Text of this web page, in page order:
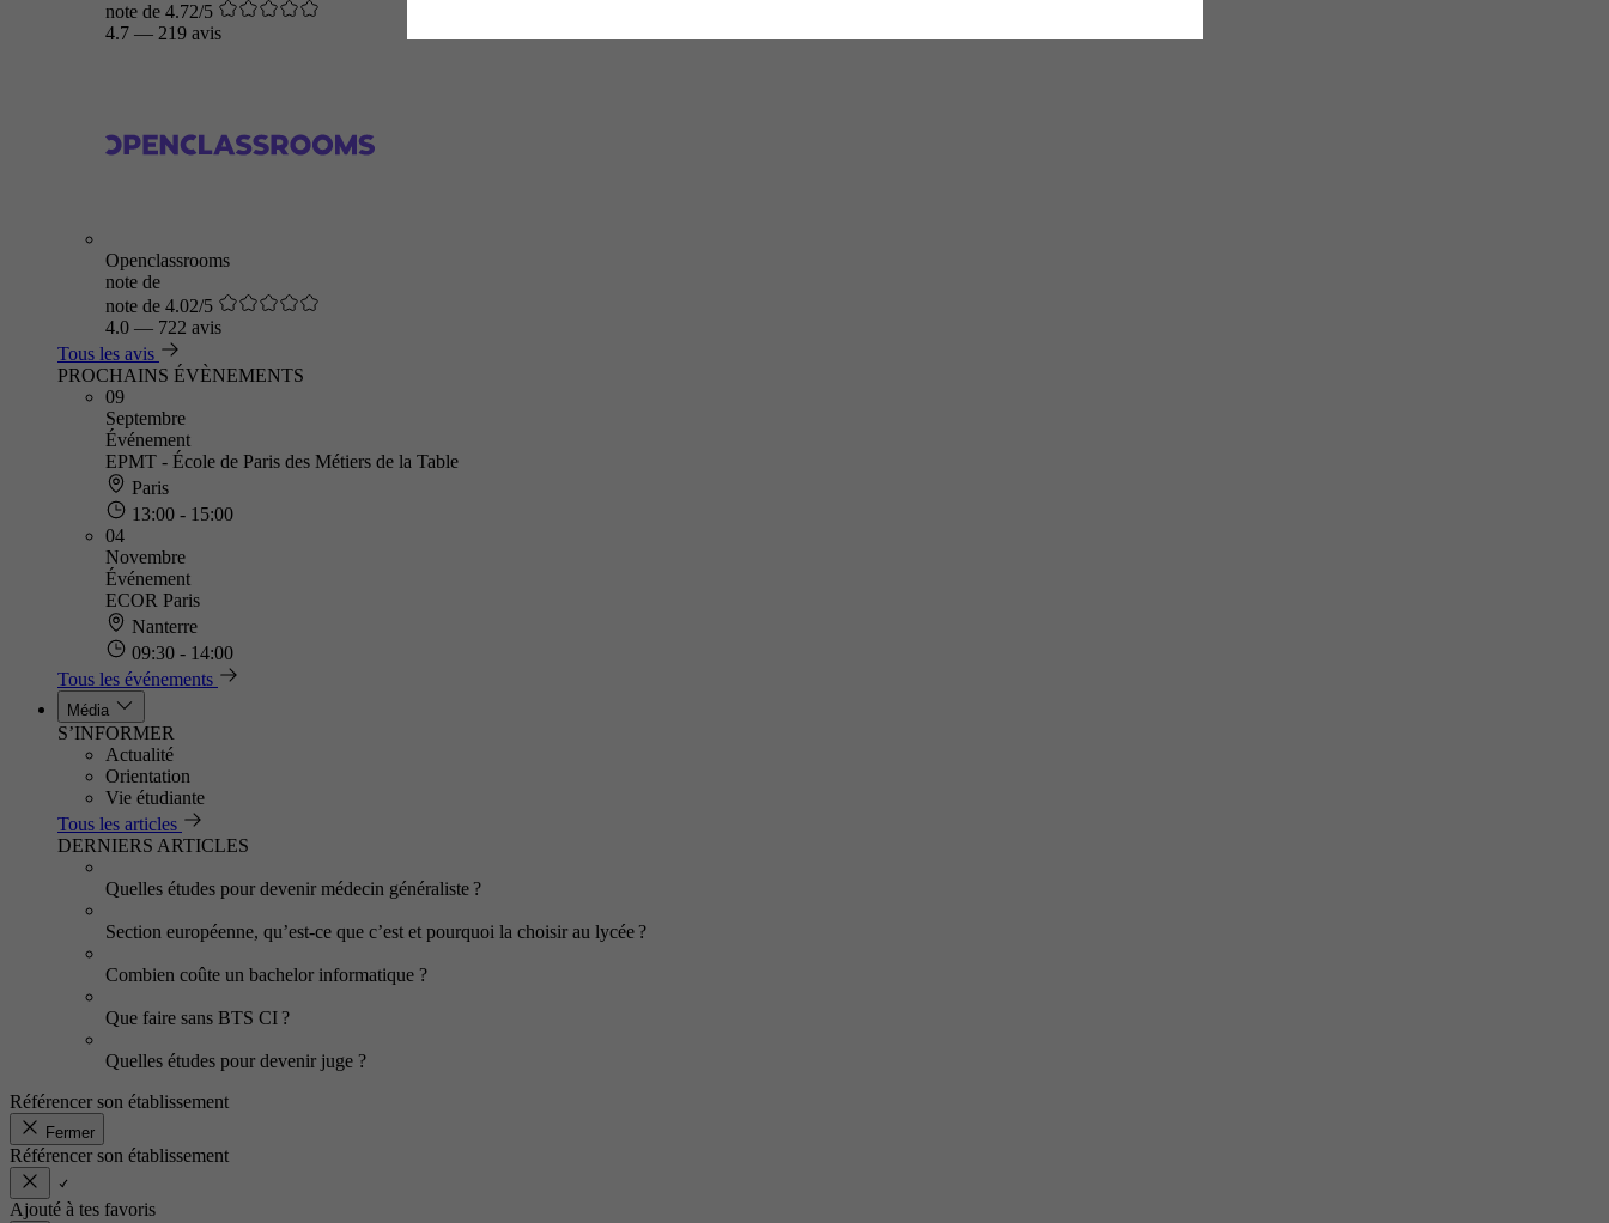
note de 4.72/5
4.7 — 219 avis
Openclassrooms
note de
note de 4.02/5
4.0 — 722 avis
Tous les avis
PROCHAINS ÉVÈNEMENTS
09
Septembre
Événement
EPMT - École de Paris des Métiers de la Table
Paris
13:00 - 15:00
04
Novembre
Événement
ECOR Paris
Nanterre
09:30 - 14:00
Tous les événements
Média
S’INFORMER
Actualité
Orientation
Vie étudiante
Tous les articles
DERNIERS ARTICLES
Quelles études pour devenir médecin généraliste ?
Section européenne, qu’est-ce que c’est et pourquoi la choisir au lycée ?
Combien coûte un bachelor informatique ?
Que faire sans BTS CI ?
Quelles études pour devenir juge ?
Référencer son établissement
Fermer
Référencer son établissement
Ajouté à tes favoris